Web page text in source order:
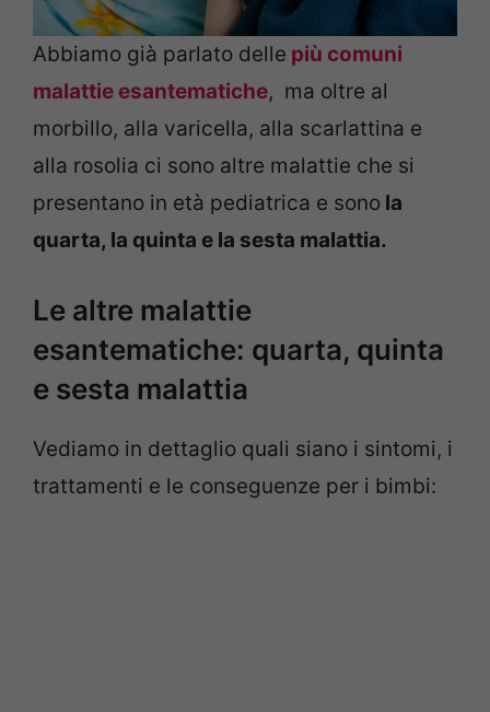
Abbiamo già parlato delle più comuni
malattie esantematiche, ma oltre al
morbillo, alla varicella, alla scarlattina e
alla rosolia ci sono altre malattie che si
presentano in età pediatrica e sono la
quarta, la quinta e la sesta malattia.
Le altre malattie
esantematiche: quarta, quinta
e sesta malattia
Vediamo in dettaglio quali siano i sintomi, i
trattamenti e le conseguenze per i bimbi: